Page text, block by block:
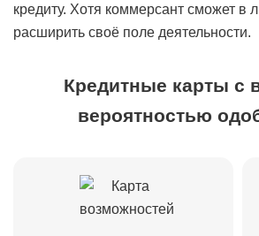
кредиту. Хотя коммерсант сможет в
расширить своё поле деятельности.
Кредитные карты с
вероятностью